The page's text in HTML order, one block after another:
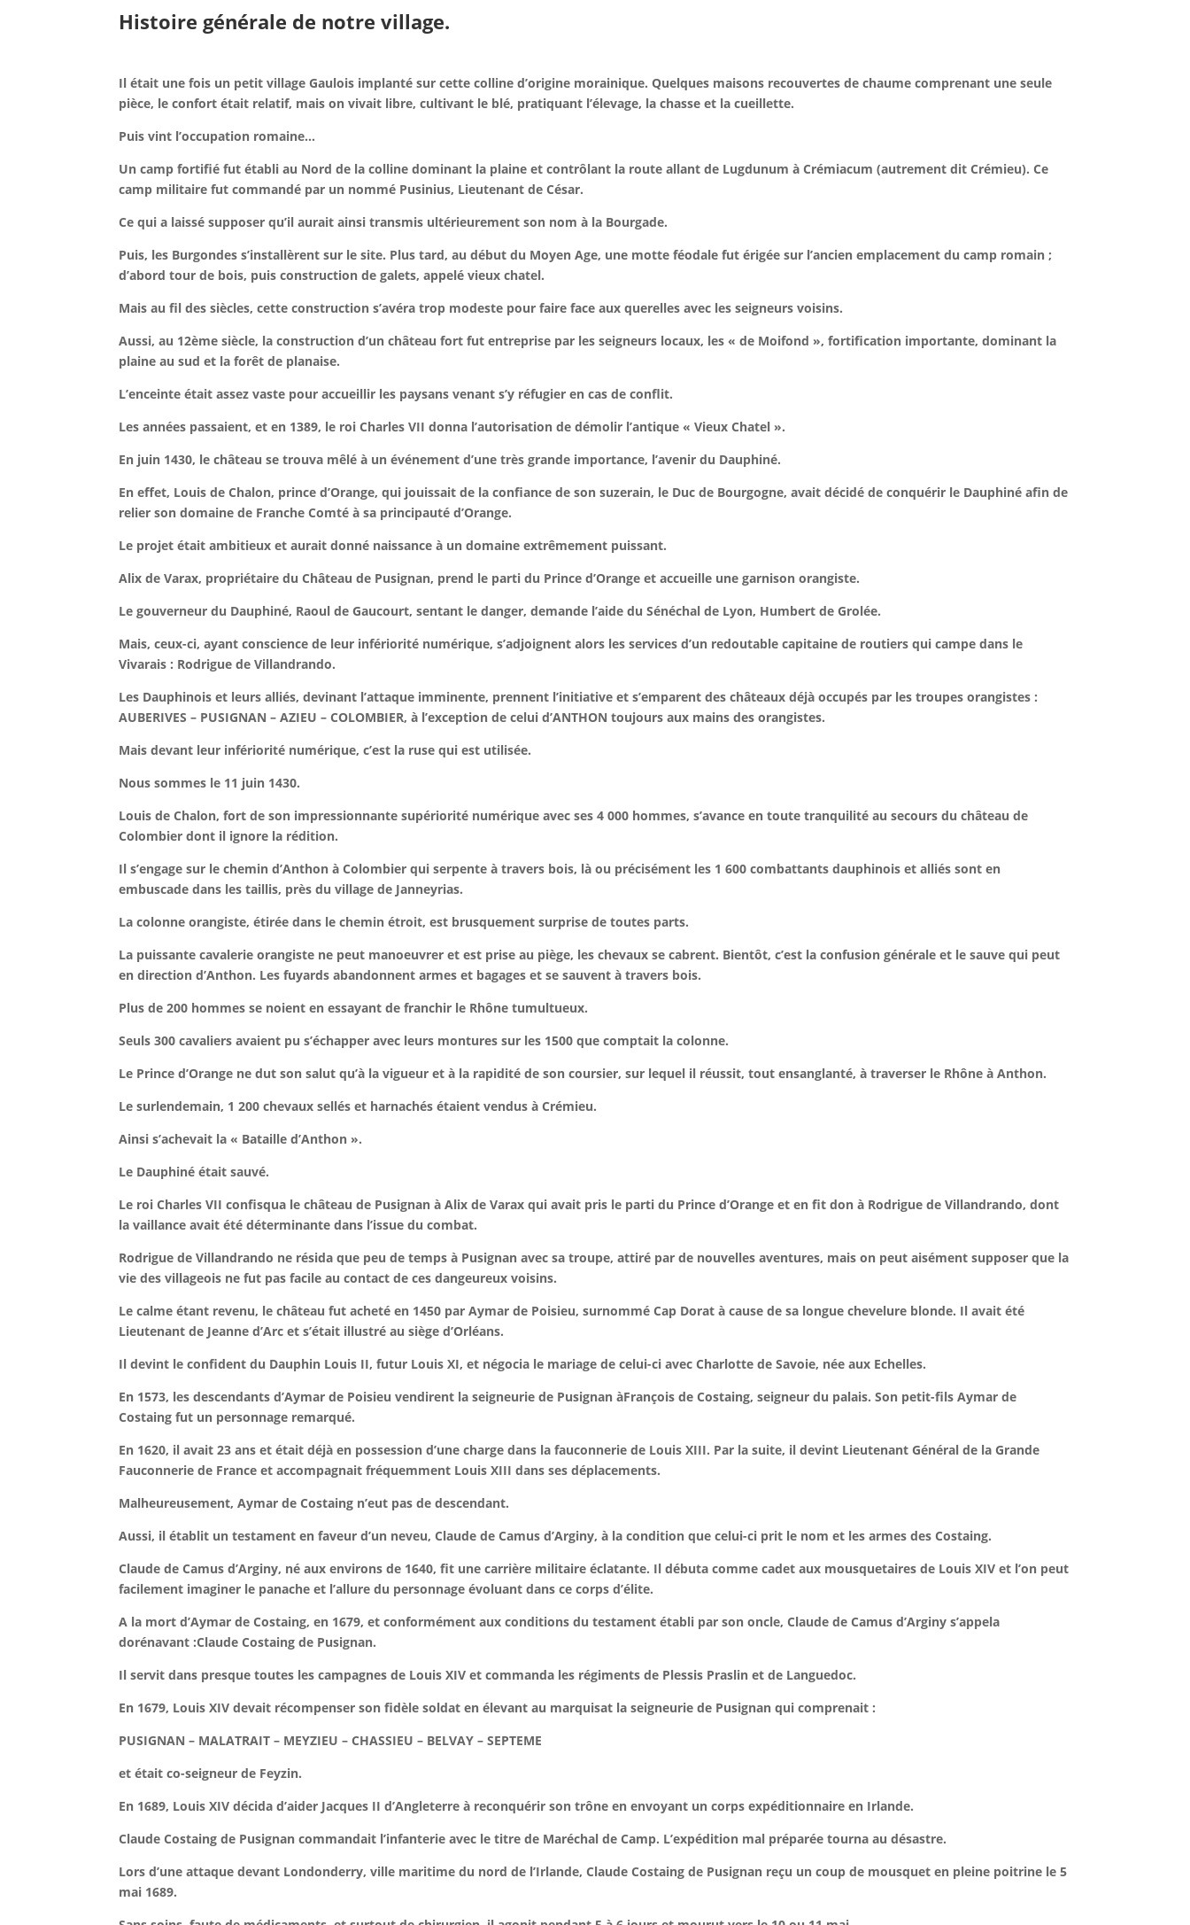
Histoire générale de notre village.
Il était une fois un petit village Gaulois implanté sur cette colline d’origine morainique. Quelques maisons recouvertes de chaume comprenant une seule
pièce, le confort était relatif, mais on vivait libre, cultivant le blé, pratiquant l’élevage, la chasse et la cueillette.
Puis vint l’occupation romaine…
Un camp fortifié fut établi au Nord de la colline dominant la plaine et contrôlant la route allant de Lugdunum à Crémiacum (autrement dit Crémieu). Ce
camp militaire fut commandé par un nommé Pusinius, Lieutenant de César.
Ce qui a laissé supposer qu’il aurait ainsi transmis ultérieurement son nom à la Bourgade.
Puis, les Burgondes s’installèrent sur le site. Plus tard, au début du Moyen Age, une motte féodale fut érigée sur l’ancien emplacement du camp romain ;
d’abord tour de bois, puis construction de galets, appelé vieux chatel.
Mais au fil des siècles, cette construction s’avéra trop modeste pour faire face aux querelles avec les seigneurs voisins.
Aussi, au 12ème siècle, la construction d’un château fort fut entreprise par les seigneurs locaux, les « de Moifond », fortification importante, dominant la
plaine au sud et la forêt de planaise.
L’enceinte était assez vaste pour accueillir les paysans venant s’y réfugier en cas de conflit.
Les années passaient, et en 1389, le roi Charles VII donna l’autorisation de démolir l’antique « Vieux Chatel ».
En juin 1430, le château se trouva mêlé à un événement d’une très grande importance, l’avenir du Dauphiné.
En effet, Louis de Chalon, prince d’Orange, qui jouissait de la confiance de son suzerain, le Duc de Bourgogne, avait décidé de conquérir le Dauphiné afin de
relier son domaine de Franche Comté à sa principauté d’Orange.
Le projet était ambitieux et aurait donné naissance à un domaine extrêmement puissant.
Alix de Varax, propriétaire du Château de Pusignan, prend le parti du Prince d’Orange et accueille une garnison orangiste.
Le gouverneur du Dauphiné, Raoul de Gaucourt, sentant le danger, demande l’aide du Sénéchal de Lyon, Humbert de Grolée.
Mais, ceux-ci, ayant conscience de leur infériorité numérique, s’adjoignent alors les services d’un redoutable capitaine de routiers qui campe dans le
Vivarais : Rodrigue de Villandrando.
Les Dauphinois et leurs alliés, devinant l’attaque imminente, prennent l’initiative et s’emparent des châteaux déjà occupés par les troupes orangistes :
AUBERIVES – PUSIGNAN – AZIEU – COLOMBIER, à l’exception de celui d’ANTHON toujours aux mains des orangistes.
Mais devant leur infériorité numérique, c’est la ruse qui est utilisée.
Nous sommes le 11 juin 1430.
Louis de Chalon, fort de son impressionnante supériorité numérique avec ses 4 000 hommes, s’avance en toute tranquilité au secours du château de
Colombier dont il ignore la rédition.
Il s’engage sur le chemin d’Anthon à Colombier qui serpente à travers bois, là ou précisément les 1 600 combattants dauphinois et alliés sont en
embuscade dans les taillis, près du village de Janneyrias.
La colonne orangiste, étirée dans le chemin étroit, est brusquement surprise de toutes parts.
La puissante cavalerie orangiste ne peut manoeuvrer et est prise au piège, les chevaux se cabrent. Bientôt, c’est la confusion générale et le sauve qui peut
en direction d’Anthon. Les fuyards abandonnent armes et bagages et se sauvent à travers bois.
Plus de 200 hommes se noient en essayant de franchir le Rhône tumultueux.
Seuls 300 cavaliers avaient pu s’échapper avec leurs montures sur les 1500 que comptait la colonne.
Le Prince d’Orange ne dut son salut qu’à la vigueur et à la rapidité de son coursier, sur lequel il réussit, tout ensanglanté, à traverser le Rhône à Anthon.
Le surlendemain, 1 200 chevaux sellés et harnachés étaient vendus à Crémieu.
Ainsi s’achevait la « Bataille d’Anthon ».
Le Dauphiné était sauvé.
Le roi Charles VII confisqua le château de Pusignan à Alix de Varax qui avait pris le parti du Prince d’Orange et en fit don à Rodrigue de Villandrando, dont
la vaillance avait été déterminante dans l’issue du combat.
Rodrigue de Villandrando ne résida que peu de temps à Pusignan avec sa troupe, attiré par de nouvelles aventures, mais on peut aisément supposer que la
vie des villageois ne fut pas facile au contact de ces dangeureux voisins.
Le calme étant revenu, le château fut acheté en 1450 par Aymar de Poisieu, surnommé Cap Dorat à cause de sa longue chevelure blonde. Il avait été
Lieutenant de Jeanne d’Arc et s’était illustré au siège d’Orléans.
Il devint le confident du Dauphin Louis II, futur Louis XI, et négocia le mariage de celui-ci avec Charlotte de Savoie, née aux Echelles.
En 1573, les descendants d’Aymar de Poisieu vendirent la seigneurie de Pusignan àFrançois de Costaing, seigneur du palais. Son petit-fils Aymar de
Costaing fut un personnage remarqué.
En 1620, il avait 23 ans et était déjà en possession d’une charge dans la fauconnerie de Louis XIII. Par la suite, il devint Lieutenant Général de la Grande
Fauconnerie de France et accompagnait fréquemment Louis XIII dans ses déplacements.
Malheureusement, Aymar de Costaing n’eut pas de descendant.
Aussi, il établit un testament en faveur d’un neveu, Claude de Camus d’Arginy, à la condition que celui-ci prit le nom et les armes des Costaing.
Claude de Camus d’Arginy, né aux environs de 1640, fit une carrière militaire éclatante. Il débuta comme cadet aux mousquetaires de Louis XIV et l’on peut
facilement imaginer le panache et l’allure du personnage évoluant dans ce corps d’élite.
A la mort d’Aymar de Costaing, en 1679, et conformément aux conditions du testament établi par son oncle, Claude de Camus d’Arginy s’appela
dorénavant :Claude Costaing de Pusignan.
Il servit dans presque toutes les campagnes de Louis XIV et commanda les régiments de Plessis Praslin et de Languedoc.
En 1679, Louis XIV devait récompenser son fidèle soldat en élevant au marquisat la seigneurie de Pusignan qui comprenait :
PUSIGNAN – MALATRAIT – MEYZIEU – CHASSIEU – BELVAY – SEPTEME
et était co-seigneur de Feyzin.
En 1689, Louis XIV décida d’aider Jacques II d’Angleterre à reconquérir son trône en envoyant un corps expéditionnaire en Irlande.
Claude Costaing de Pusignan commandait l’infanterie avec le titre de Maréchal de Camp. L’expédition mal préparée tourna au désastre.
Lors d’une attaque devant Londonderry, ville maritime du nord de l’Irlande, Claude Costaing de Pusignan reçu un coup de mousquet en pleine poitrine le 5
mai 1689.